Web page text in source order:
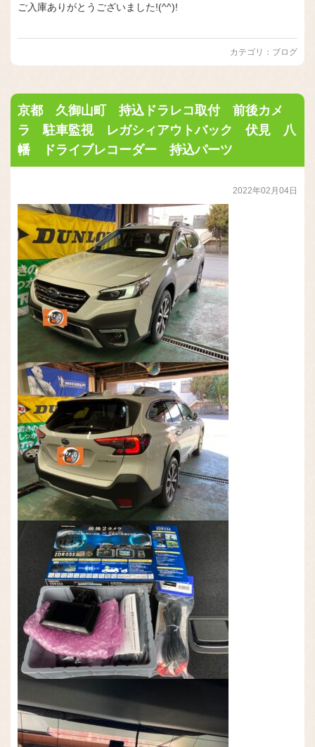
ご入庫ありがとうございました!(^^)!
カテゴリ： ブログ
京都 久御山町 持込ドラレコ取付 前後カメ
ラ 駐車監視 レガシィアウトバック 伏見 八
幡 ドライブレコーダー 持込パーツ
2022年02月04日